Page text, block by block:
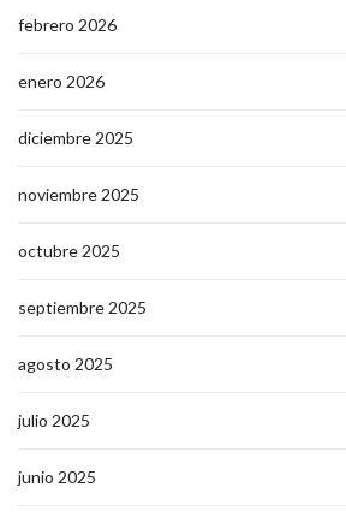
febrero 2026
enero 2026
diciembre 2025
noviembre 2025
octubre 2025
septiembre 2025
agosto 2025
julio 2025
junio 2025